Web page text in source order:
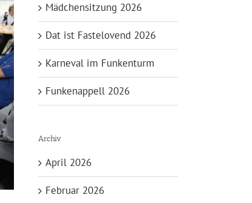
Mädchensitzung 2026
Dat ist Fastelovend 2026
Karneval im Funkenturm
Funkenappell 2026
Archiv
April 2026
Februar 2026